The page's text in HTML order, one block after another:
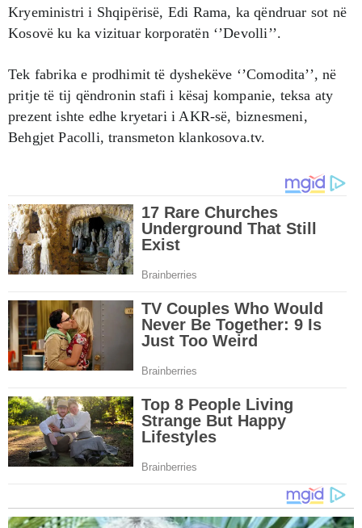
Kryeministri i Shqipërisë, Edi Rama, ka qëndruar sot në
Kosovë ku ka vizituar korporatën ‘’Devolli’’.
Tek fabrika e prodhimit të dyshekëve ‘’Comodita’’, në
pritje të tij qëndronin stafi i kësaj kompanie, teksa aty
prezent ishte edhe kryetari i AKR-së, biznesmeni,
Behgjet Pacolli, transmeton klankosova.tv.